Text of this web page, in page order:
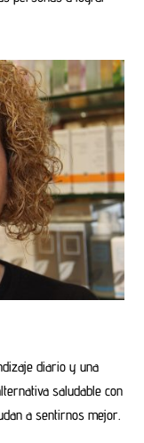
diario y una
saludable con
a sentirnos mejor.